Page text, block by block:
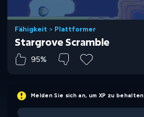
Fähigkeit > Plattformer
Stargrove Scramble
95%
Melden Sie sich an, um XP zu behalten